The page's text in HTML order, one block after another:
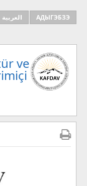
العربية
АДЫГЭБЗЭ
ve